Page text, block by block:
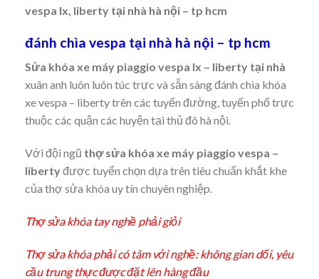
vespa lx, liberty tại nhà hà nội – tp hcm
đánh chìa vespa tại nhà hà nội – tp hcm
Sửa khóa xe máy piaggio vespa lx – liberty tại nhà
xuân anh luôn luôn túc trực và sẵn sàng đánh chìa khóa
xe vespa – liberty trên các tuyến đường, tuyến phố trực
thuộc các quận các huyện tại thủ đô hà nội.
Với đội ngũ thợ sửa khóa xe máy piaggio vespa –
libertyđược tuyển chọn dựa trên tiêu chuẩn khắt khe
của thợ sửa khóa uy tín chuyên nghiệp.
Thợ sửa khóa tay nghề phải giỏi
Thợ sửa khóa phải có tâm với nghề: không gian dối, yêu
cầu trung thực được đặt lên hàng đầu